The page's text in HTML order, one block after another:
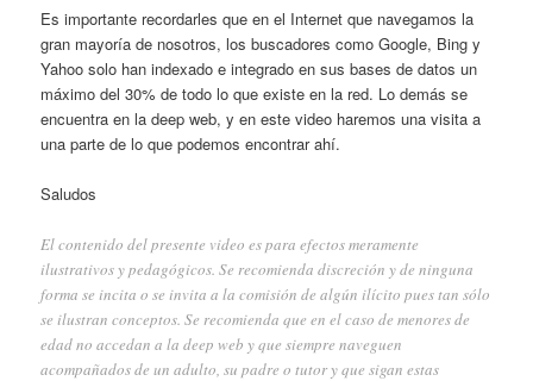
Es importante recordarles que en el Internet que navegamos la
gran mayoría de nosotros, los buscadores como Google, Bing y
Yahoo solo han indexado e integrado en sus bases de datos un
máximo del 30% de todo lo que existe en la red. Lo demás se
encuentra en la deep web, y en este video haremos una visita a
una parte de lo que podemos encontrar ahí.
Saludos
El contenido del presente video es para efectos meramente
ilustrativos y pedagógicos. Se recomienda discreción y de ninguna
forma se incita o se invita a la comisión de algún ilícito pues tan sólo
se ilustran conceptos. Se recomienda que en el caso de menores de
edad no accedan a la deep web y que siempre naveguen
acompañados de un adulto, su padre o tutor y que sigan estas